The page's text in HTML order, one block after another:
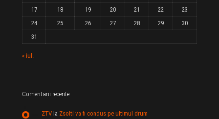
17
18 19 20 21 22
23
24
25 26 27 28 29
30
31
« iul.
Comentarii recente
ZTV la Zsolti va fi condus pe ultimul drum